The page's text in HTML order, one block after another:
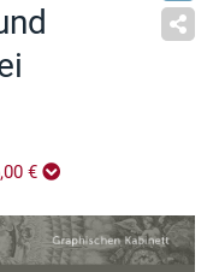
€